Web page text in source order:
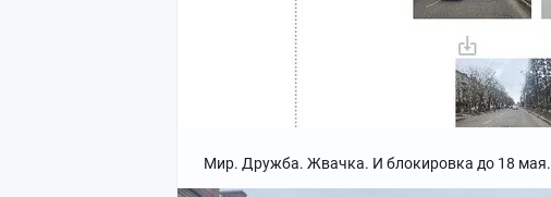
Мир. Дружба. Жвачка. И блокировка до 18 мая.